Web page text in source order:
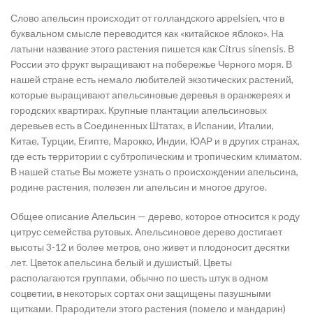
Слово апельсин происходит от голландского appelsien, что в
буквальном смысле переводится как «китайское яблоко». На
латыни название этого растения пишется как Citrus sinensis. В
России это фрукт выращивают на побережье Черного моря. В
нашей стране есть немало любителей экзотических растений,
которые выращивают апельсиновые деревья в оранжереях и
городских квартирах. Крупные плантации апельсиновых
деревьев есть в Соединенных Штатах, в Испании, Италии,
Китае, Турции, Египте, Марокко, Индии, ЮАР и в других странах,
где есть территории с субтропическим и тропическим климатом.
В нашей статье Вы можете узнать о происхождении апельсина,
родине растения, полезен ли апельсин и многое другое.
Общее описание Апельсин — дерево, которое относится к роду
цитрус семейства рутовых. Апельсиновое дерево достигает
высоты 3-12 и более метров, оно живет и плодоносит десятки
лет. Цветок апельсина белый и душистый. Цветы
располагаются группами, обычно по шесть штук в одном
соцветии, в некоторых сортах они защищены пазушными
щитками. Прародители этого растения (помело и мандарин)